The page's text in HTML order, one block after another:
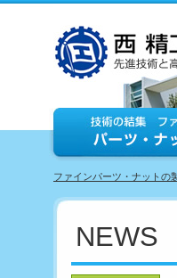
ファインパーツ・ナットの
NEWS